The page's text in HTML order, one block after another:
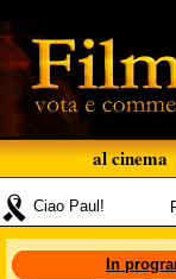
al cinema
Ciao Paul!
In